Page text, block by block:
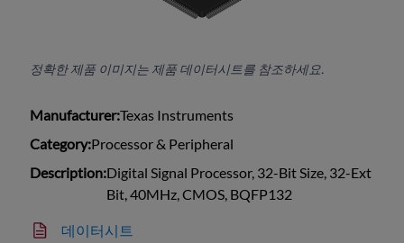
정확한 제품 이미지는 제품 데이터시트를 참조하세요.
Manufacturer:Texas Instruments
Category:Processor & Peripheral
Description:Digital Signal Processor, 32-Bit Size, 32-Ext
Bit, 40MHz, CMOS, BQFP132
데이터시트